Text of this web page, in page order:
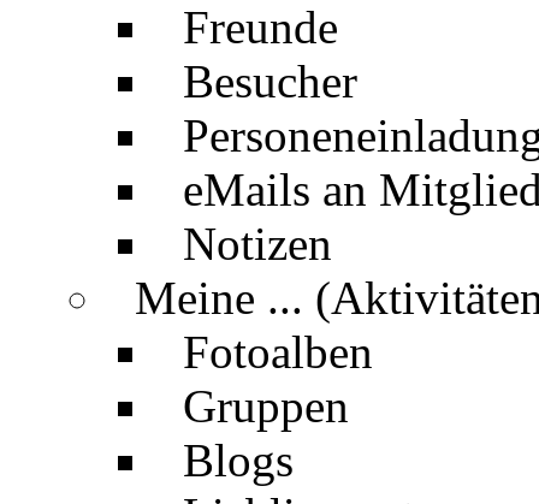
Freunde
Besucher
eMails an
Notizen
Meine ...
Fotoalben
Gruppen
Blogs